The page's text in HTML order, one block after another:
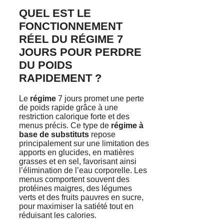
QUEL EST LE
FONCTIONNEMENT
RÉEL DU RÉGIME 7
JOURS POUR PERDRE
DU POIDS
RAPIDEMENT ?
Le régime 7 jours promet une perte
de poids rapide grâce à une
restriction calorique forte et des
menus précis. Ce type de régime à
base de substituts repose
principalement sur une limitation des
apports en glucides, en matières
grasses et en sel, favorisant ainsi
l’élimination de l’eau corporelle. Les
menus comportent souvent des
protéines maigres, des légumes
verts et des fruits pauvres en sucre,
pour maximiser la satiété tout en
réduisant les calories.